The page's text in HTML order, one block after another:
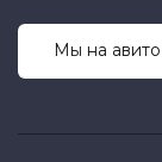
Мы на авито